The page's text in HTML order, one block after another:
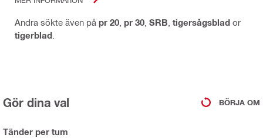
Andra sökte även på pr 20 pr 30 SRB tigersågsblad or
tigerblad
Gör dina val BÖRJA OM
Tänder per tum